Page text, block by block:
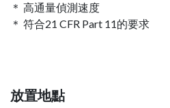
＊ 高通量偵測速度
＊ 符合21 CFR Part 11的要求
放置地點